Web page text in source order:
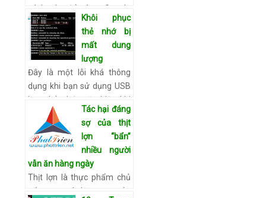
cách tán đổ nàng Google
Cách tán đổ nàng Google
nhanh nhất Để bắt đầu bài
viết SEO này, hãy…
Xem chi
tiết
Khôi phục
thẻ nhớ bị
mất dung
lượng
Đây là một lỗi khá thông
dụng khi bạn sử dụng USB
hay thẻ nhớ. Đặc biệt, khi
bạn không thể sửa lỗi bằng
Format ổ USB theo cách
thông thường, hãy thử…
Tác hại đáng
sợ của thịt
lợn “bẩn”
nhiều người
vẫn ăn hàng ngày
Thịt lợn là thực phẩm chủ
yếu trong các bữa cơm của